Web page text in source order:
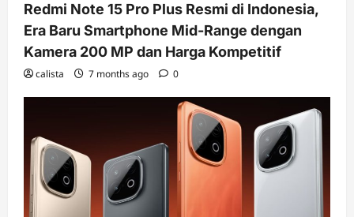
Redmi Note 15 Pro Plus Resmi di Indonesia,
Era Baru Smartphone Mid-Range dengan
Kamera 200 MP dan Harga Kompetitif
calista 7 months ago 0